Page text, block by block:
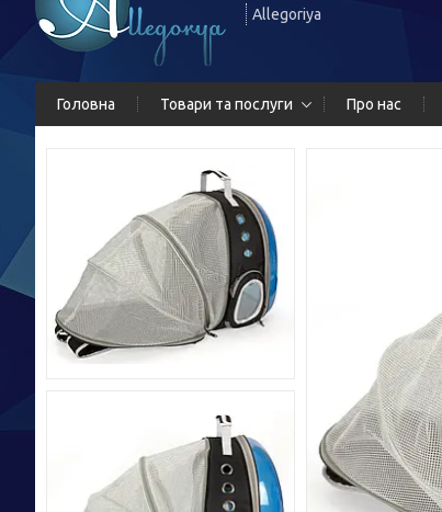
Allegoriya
Головна Товари та послуги Про нас